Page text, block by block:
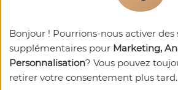
Nos
Bonjour ! Pourrions-nous activer des
supplémentaires pour Marketing,
Personnalisation? Vous pouvez
retirer votre consentement plus tard.